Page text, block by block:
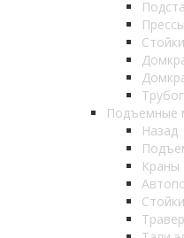
Прессы
Подъемные
Назад
Краны
Стойки